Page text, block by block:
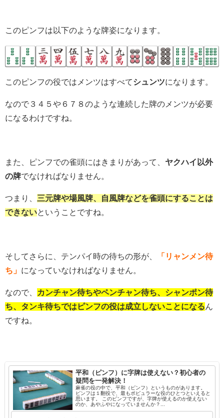
このピンフは以下のような牌姿になります。
このピンフの役ではメンツはすべてシュンツになります。
なので３４５や６７８のような連続した牌のメンツが必要
になるわけですね。
また、ピンフでの雀頭にはきまりがあって、 ヤクハイ以外
の牌でなければなりません。
つまり、 三元牌や場風牌、自風牌などを雀頭にすることは
できないということですね。
そしてさらに、テンパイ時の待ちの形が、
「リャンメン待
ち」 になっていなければなりません。
なので、
カンチャン待ちやペンチャン待ち、シャンポン待
ち、タンキ待ちではピンフの役は成立しないことになるん
ですね。
平和（ピンフ）に字牌は使えない？初心者の
疑問を一発解決！
麻雀の役の中で、平和（ピンフ）というものがあります。
ピンフは１翻役で、最もポピュラーな役のひとつといえると
思います。 このピンフですが、字牌が使えるのか使えない
のか、あやふやになっていませんか？...